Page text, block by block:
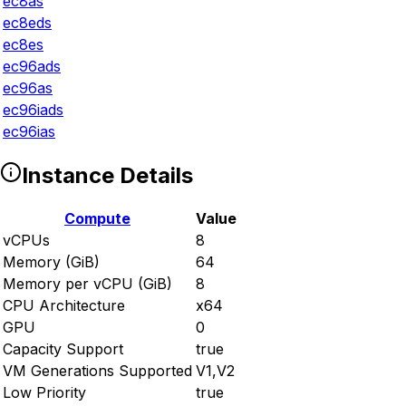
ec8eds
ec8es
ec96ads
ec96as
ec96iads
ec96ias
Instance Details
Compute
Value
vCPUs
8
Memory (GiB)
64
Memory per vCPU (GiB)
8
CPU Architecture
x64
GPU
0
Capacity Support
true
VM Generations Supported V1,V2
Low Priority
true